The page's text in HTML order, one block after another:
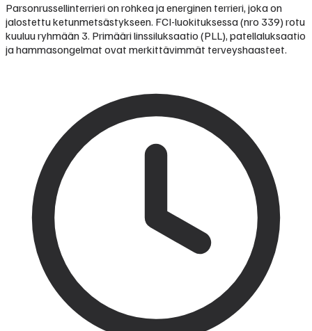
Parsonrussellinterrieri on rohkea ja energinen terrieri, joka on
jalostettu ketunmetsästykseen. FCI-luokituksessa (nro 339) rotu
kuuluu ryhmään 3. Primääri linssiluksaatio (PLL), patellaluksaatio
ja hammasongelmat ovat merkittävimmät terveyshaasteet.